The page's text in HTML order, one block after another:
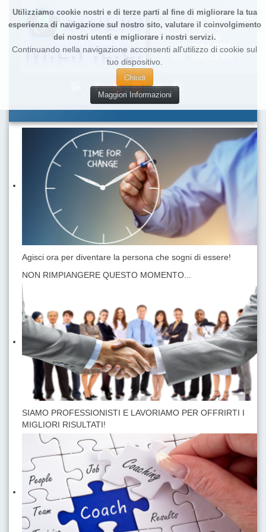
Utilizziamo cookie nostri e di terze parti al fine di migliorare la tua
esperienza di navigazione sul nostro sito, valutare il coinvolgimento
dei nostri utenti e migliorare i nostri servizi.
Continuando nella navigazione acconsenti all'utilizzo di cookie sul
tuo dispositivo.
Chiudi
Maggiori Informazioni
Agisci ora per diventare la persona che sogni di essere!
NON RIMPIANGERE QUESTO MOMENTO...
SIAMO PROFESSIONISTI E LAVORIAMO PER OFFRIRTI I
MIGLIORI RISULTATI!